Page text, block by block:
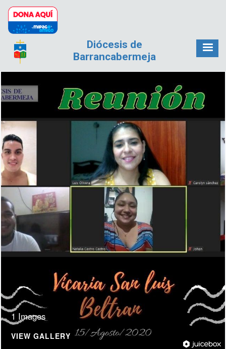
Pasar al contenido principal
Diócesis de
Barrancabermeja
1 Images
VIEW GALLERY